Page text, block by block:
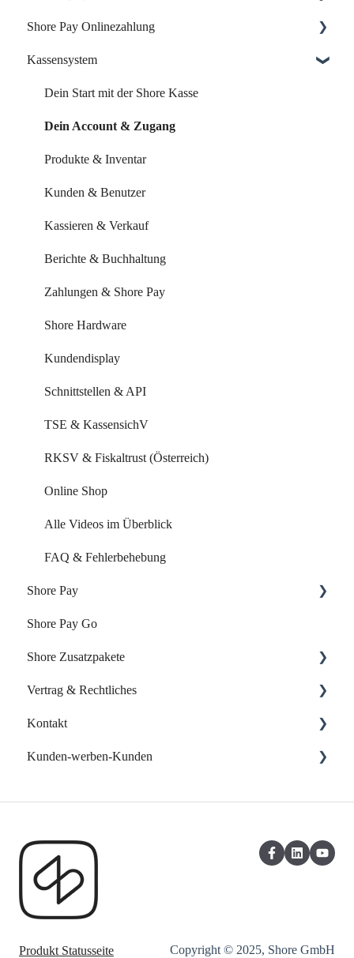
Dein Start mit Shore
Dein Account & Zugang
Kalender & Termine
Buchungsseite
Buchungseinstellungen
Buchung über externe Plattformen
Systemeinstellungen
Leistungen & Kurse
Mitarbeiter & Ressourcen
Kundenverwaltung
Kundenkommunikation
Auswertungen
Marketing Funktionen
Alle Videos im Überblick
FAQ & Fehlerbehebung
Shore Pay Onlinezahlung
Einrichtung & Aktivierung
Zahlungsoptionen & Funktionen
Kassensystem
Dein Start mit der Shore Kasse
Dein Account & Zugang
Produkte & Inventar
Kunden & Benutzer
Kassieren & Verkauf
Berichte & Buchhaltung
Zahlungen & Shore Pay
Shore Hardware
Kundendisplay
Schnittstellen & API
TSE & KassensichV
RKSV & Fiskaltrust (Österreich)
Online Shop
Alle Videos im Überblick
FAQ & Fehlerbehebung
Shore Pay
Erste Schritte
FAQs - Fragen & Antworten zu Shore Pay
Shore Pay Go
Shore Zusatzpakete
Onlineshop
Website-Baukasten
Online-Verzeichnisse
Vertrag & Rechtliches
Vertrag & Rechnungen
Datenschutz
Kontakt
Support kontaktieren
Kunden-werben-Kunden
Produkt Statusseite Copyright © 2025, Shore GmbH